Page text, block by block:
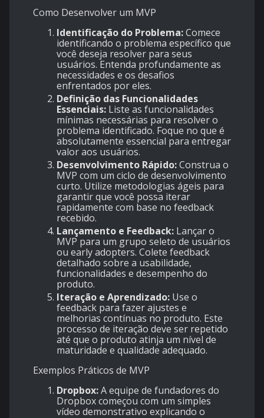
Como Desenvolver um MVP
Identificação do Problema:Comece
identificando o problema específico que
você deseja resolver para seus
usuários. Entenda profundamente as
necessidades e os desafios
enfrentados por eles.
Definição das Funcionalidades
Essenciais: Liste as funcionalidades
mínimas necessárias para resolver o
problema identificado. Foque no que é
absolutamente essencial para entregar
valor aos usuários.
Desenvolvimento Rápido:Construa o
MVP com um ciclo de desenvolvimento
curto. Utilize metodologias ágeis para
garantir que você possa iterar
rapidamente com base no feedback
recebido.
Lançamento e Feedback: Lançar o
MVP para um grupo seleto de usuários
ou early adopters. Colete feedback
detalhado sobre a usabilidade,
funcionalidades e desempenho do
produto.
Iteração e Aprendizado: Use o
feedback para fazer ajustes e
melhorias contínuas no produto. Este
processo de iteração deve ser repetido
até que o produto atinja um nível de
maturidade e qualidade adequado.
Exemplos Práticos de MVP
Dropbox:A equipe de fundadores do
Dropbox começou com um simples
vídeo demonstrativo explicando o